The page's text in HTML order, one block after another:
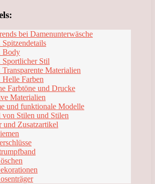
bei Damenunterwäsche
Spitzendetails
Body
Sportlicher Stil
Transparente Materialien
Helle Farben
Farbtöne und Drucke
Materialien
und funktionale Modelle
von Stilen und Stilen
und Zusatzartikel